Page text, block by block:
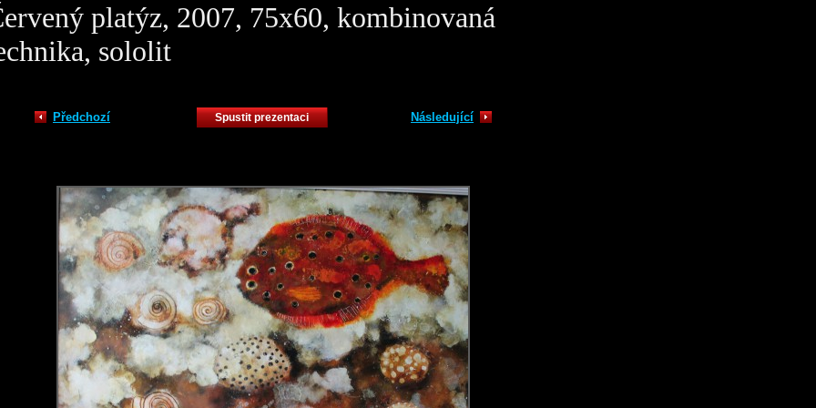
platýz, 2007, 75x60, kombinovaná
sololit
Předchozí Spustit prezentaci Následující